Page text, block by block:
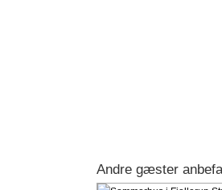
Andre gæster